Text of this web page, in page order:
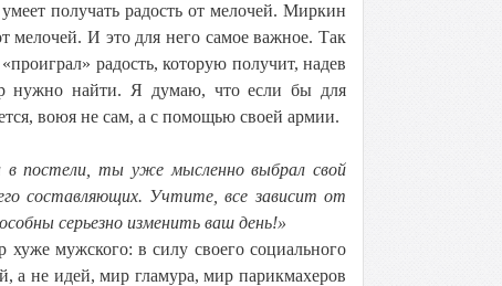
получать радость от мелочей. Миркин
мелочей. И это для него самое важное. Так
радость, которую получит, надев
нужно найти. Я думаю, что если бы для
воюя не сам, а с помощью своей армии.
постели, ты уже мысленно выбрал свой
составляющих. Учтите, все зависит от
серьезно изменить ваш день!»
мужского: в силу своего социального
а не идей, мир гламура, мир парикмахеров